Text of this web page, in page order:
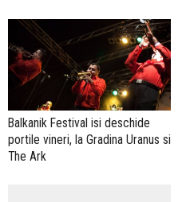
Balkanik Festival isi deschide
portile vineri, la Gradina Uranus si
The Ark